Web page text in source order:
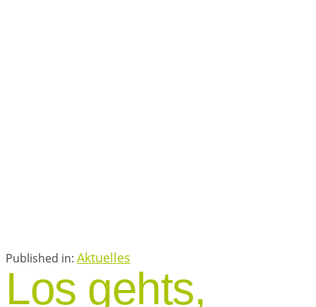
Published in: Aktuelles
Los gehts,